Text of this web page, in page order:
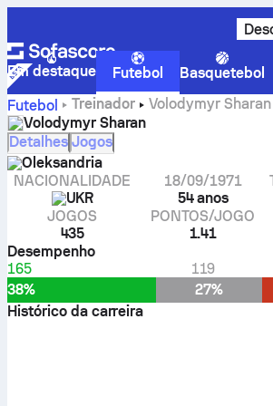
Em destaque Futebol Basquetebol
Futebol
Treinador
Volodymyr
estatísticas e historial da carreira
Volodymyr Sharan
Detalhes Jogos
Oleksandria
NACIONALIDADE
UKR
18/09/1971
54 anos
JOGOS
435
PONTOS/JOGO
1.41
Desempenho
165
119
38%
27%
Histórico da carreira